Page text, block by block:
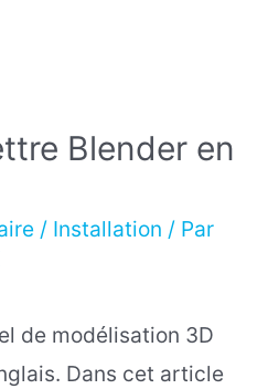
Blender en
/ Installation / Par
de modélisation 3D
Dans cet article